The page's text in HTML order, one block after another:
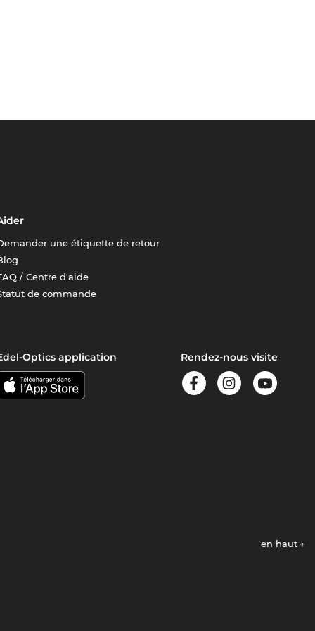
une étiquette de retour
/ Centre d'aide
de commande
Optics application Rendez-nous visite
en haut